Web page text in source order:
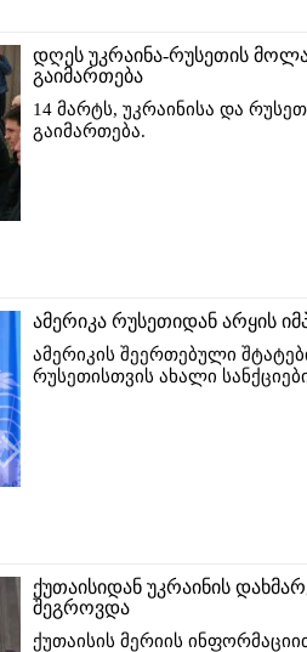
დღეს უკრაინა-რუსეთის
გაიმართება
14 მარტს, უკრაინისა და
გაიმართება.
ამერიკა რუსეთიდან არყის
ამერიკის შეერთებული
რუსეთისთვის ახალი
ქუთაისიდან უკრაინის
შეგროვდა
ქუთაისის მერიის